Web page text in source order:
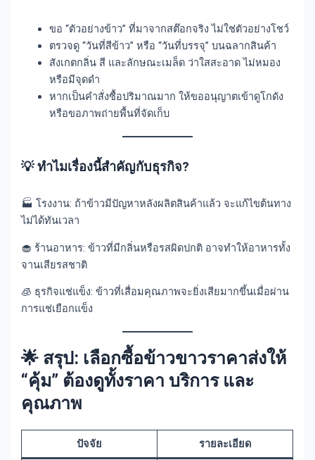
ขอ “ตัวอย่างข้าว” ที่มาจากสต๊อกจริง ไม่ใช่ตัวอย่างโชว์
ตรวจดู “วันที่สีข้าว” หรือ “วันที่บรรจุ” บนฉลากสินค้า
สังเกตกลิ่น สี และลักษณะเมล็ด ว่าใสสะอาด ไม่หมอง
หรือมีจุดดำ
หากเป็นคำสั่งซื้อปริมาณมาก ให้ขออนุญาตเข้าดูโกดัง
หรือขอภาพถ่ายพื้นที่จัดเก็บ
💡 ทำไมเรื่องนี้สำคัญกับธุรกิจ?
🏭 โรงงาน: ถ้าข้าวมีปัญหาหลังผลิตสินค้าแล้ว จะแก้ไขต้นทาง
ไม่ได้ทันเวลา
🧁 ร้านอาหาร: ข้าวที่มีกลิ่นหรือรสผิดปกติ อาจทำให้อาหารทั้ง
จานเสียรสชาติ
🧊 ธุรกิจแช่แข็ง: ข้าวที่เสื่อมคุณภาพจะยิ่งเสียมากขึ้นเมื่อผ่าน
การแช่เยือกแข็ง
🌟 สรุป: เลือกซื้อข้าวขาวราคาส่งให้
“คุ้ม” ต้องดูทั้งราคา บริการ และ
คุณภาพ
ปัจจัย รายละเอียด